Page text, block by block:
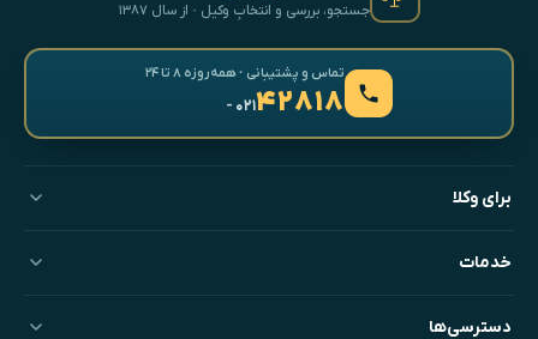
جستجو، بررسی و انتخابِ وکیل · از سال ۱۳۸۷
تماس و پشتیبانی · همه‌روزه ۸ تا ۲۴
۴۲۸۱۸- ۰۲۱
برای وکلا
خدمات
دسترسی‌ها